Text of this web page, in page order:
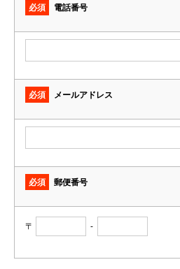
必須 電話番号
必須 メールアドレス
必須 郵便番号
〒 -